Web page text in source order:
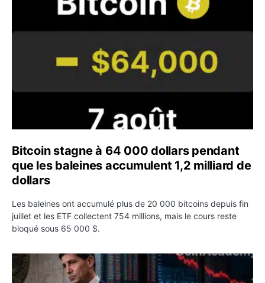
Bitcoin stagne à 64 000 dollars pendant
que les baleines accumulent 1,2 milliard de
dollars
Les baleines ont accumulé plus de 20 000 bitcoins depuis fin
juillet et les ETF collectent 754 millions, mais le cours reste
bloqué sous 65 000 $.
Kevin Warsh maintient sa communication minimaliste